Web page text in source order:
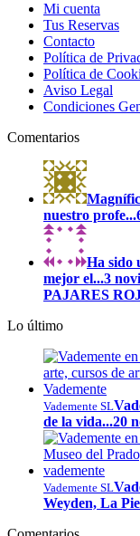
Mi cuenta
Tus Reservas
Contacto
Política de
Política de
Aviso Legal
Condiciones
Comentarios
nuestro profe...
Ha sido
mejor el...3
PAJARES
Lo último
Vademente SL
de la vida...20
Vademente SL
Weyden, La